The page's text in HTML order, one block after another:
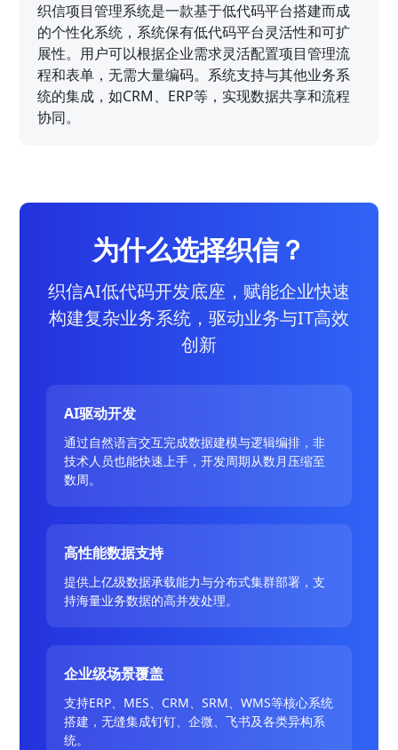
织信项目管理系统是一款基于低代码平台搭建而成
的个性化系统，系统保有低代码平台灵活性和可扩
展性。用户可以根据企业需求灵活配置项目管理流
程和表单，无需大量编码。系统支持与其他业务系
统的集成，如CRM、ERP等，实现数据共享和流程
协同。
为什么选择织信？
织信AI低代码开发底座，赋能企业快速
构建复杂业务系统，驱动业务与IT高效
创新
AI驱动开发
通过自然语言交互完成数据建模与逻辑编排，非
技术人员也能快速上手，开发周期从数月压缩至
数周。
高性能数据支持
提供上亿级数据承载能力与分布式集群部署，支
持海量业务数据的高并发处理。
企业级场景覆盖
支持ERP、MES、CRM、SRM、WMS等核心系统
搭建，无缝集成钉钉、企微、飞书及各类异构系
统。